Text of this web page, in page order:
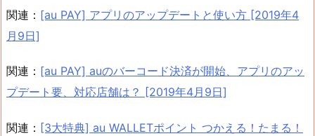
関連： [au PAY] アプリのアップデートと使い方 [2019年4
月9日]
関連： [au PAY] auのバーコード決済が開始、アプリのアッ
プデート要、対応店舗は？ [2019年4月9日]
関連： [3大特典] au WALLETポイント つかえる！たまる！